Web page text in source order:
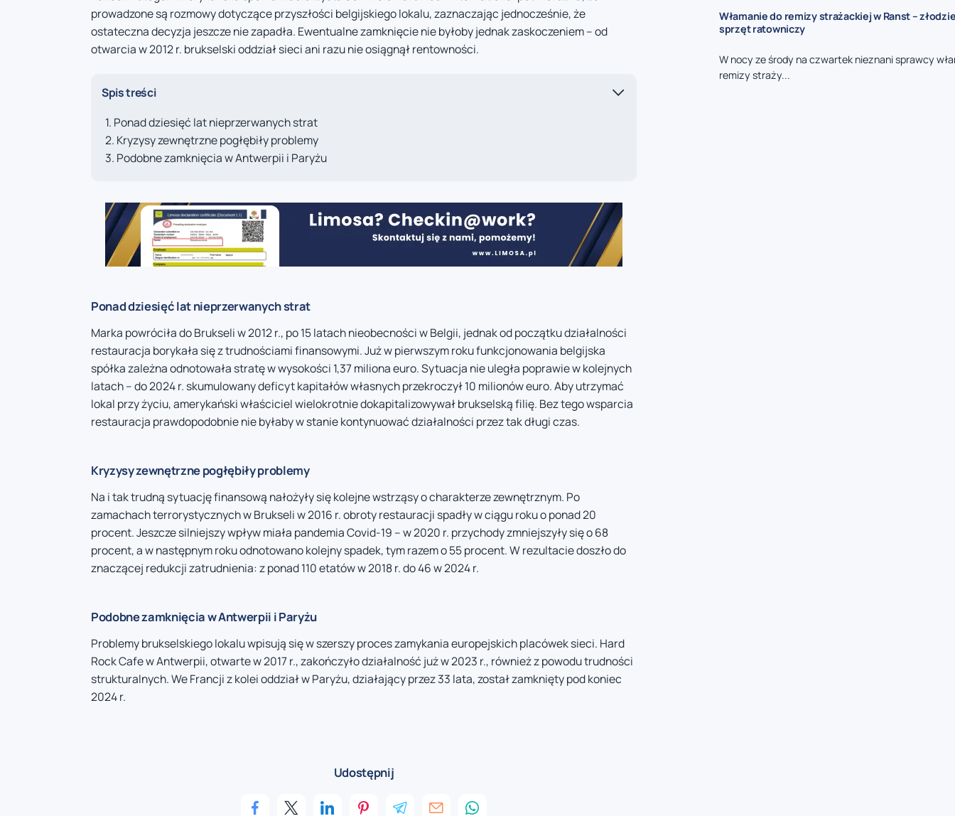
prowadzone są rozmowy dotyczące przyszłości belgijskiego lokalu, zaznaczając jednocześnie, że
ostateczna decyzja jeszcze nie zapadła. Ewentualne zamknięcie nie byłoby jednak zaskoczeniem – od
otwarcia w 2012 r. brukselski oddział sieci ani razu nie osiągnął rentowności.
Spis treści
Ponad dziesięć lat nieprzerwanych strat
Kryzysy zewnętrzne pogłębiły problemy
Podobne zamknięcia w Antwerpii i Paryżu
Ponad dziesięć lat nieprzerwanych strat
Marka powróciła do Brukseli w 2012 r., po 15 latach nieobecności w Belgii, jednak od początku działalności
restauracja borykała się z trudnościami finansowymi. Już w pierwszym roku funkcjonowania belgijska
spółka zależna odnotowała stratę w wysokości 1,37 miliona euro. Sytuacja nie uległa poprawie w kolejnych
latach – do 2024 r. skumulowany deficyt kapitałów własnych przekroczył 10 milionów euro. Aby utrzymać
lokal przy życiu, amerykański właściciel wielokrotnie dokapitalizowywał brukselską filię. Bez tego wsparcia
restauracja prawdopodobnie nie byłaby w stanie kontynuować działalności przez tak długi czas.
Kryzysy zewnętrzne pogłębiły problemy
Na i tak trudną sytuację finansową nałożyły się kolejne wstrząsy o charakterze zewnętrznym. Po
zamachach terrorystycznych w Brukseli w 2016 r. obroty restauracji spadły w ciągu roku o ponad 20
procent. Jeszcze silniejszy wpływ miała pandemia Covid-19 – w 2020 r. przychody zmniejszyły się o 68
procent, a w następnym roku odnotowano kolejny spadek, tym razem o 55 procent. W rezultacie doszło do
znaczącej redukcji zatrudnienia: z ponad 110 etatów w 2018 r. do 46 w 2024 r.
Podobne zamknięcia w Antwerpii i Paryżu
Problemy brukselskiego lokalu wpisują się w szerszy proces zamykania europejskich placówek sieci. Hard
Rock Cafe w Antwerpii, otwarte w 2017 r., zakończyło działalność już w 2023 r., również z powodu trudności
strukturalnych. We Francji z kolei oddział w Paryżu, działający przez 33 lata, został zamknięty pod koniec
2024 r.
Udostępnij
Włamanie do remizy strażackiej w Ranst –
sprzęt ratowniczy
W nocy ze środy na czwartek nieznani sprawcy
remizy straży...